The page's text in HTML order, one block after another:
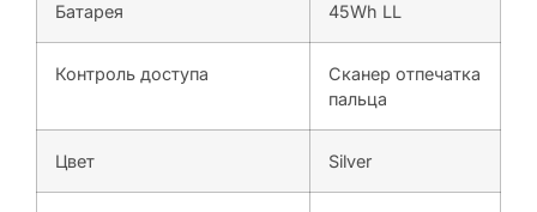
Батарея 45Wh LL
Контроль доступа
Сканер отпечатка
пальца
Цвет Silver